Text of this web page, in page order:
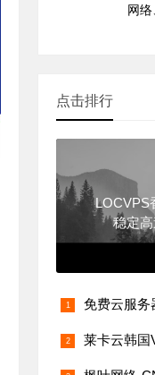
网
点击排行
LOCVPS
稳定
免费云服务器推荐-8
莱卡云韩国VPS